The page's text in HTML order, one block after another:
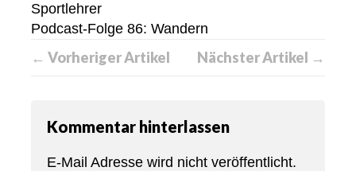
Sportlehrer
Podcast-Folge 86: Wandern
← Vorheriger Artikel Nächster Artikel →
Kommentar hinterlassen
E-Mail Adresse wird nicht veröffentlicht.